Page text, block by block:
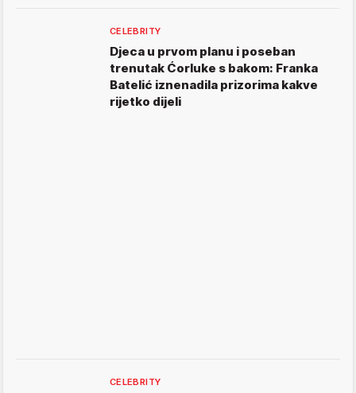
CELEBRITY
Djeca u prvom planu i poseban
trenutak Ćorluke s bakom: Franka
Batelić iznenadila prizorima kakve
rijetko dijeli
CELEBRITY